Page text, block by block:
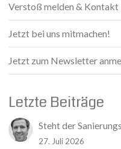
Verstoß melden & Kontakt
Jetzt bei uns mitmachen!
Jetzt zum Newsletter
Letzte Beiträge
Steht der
27. Juli 2026